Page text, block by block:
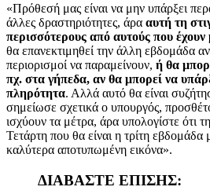
«Πρόθεσή μας είναι να μην υπάρξει
άλλες δραστηριότητες, άρα αυτή τη
περισσότερους από αυτούς που έχουν
θα επανεκτιμηθεί την άλλη εβδομάδα αν
περιορισμοί να παραμείνουν, ή θα
πχ. στα γήπεδα, αν θα μπορεί να
πληρότητα. Αλλά αυτό θα είναι
σημείωσε σχετικά ο υπουργός,
ισχύουν τα μέτρα, άρα υπολογίστε ότι
Τετάρτη που θα είναι η τρίτη
καλύτερα αποτυπωμένη εικόνα».
ΔΙΑΒΑΣΤΕ ΕΠΙΣΗΣ: